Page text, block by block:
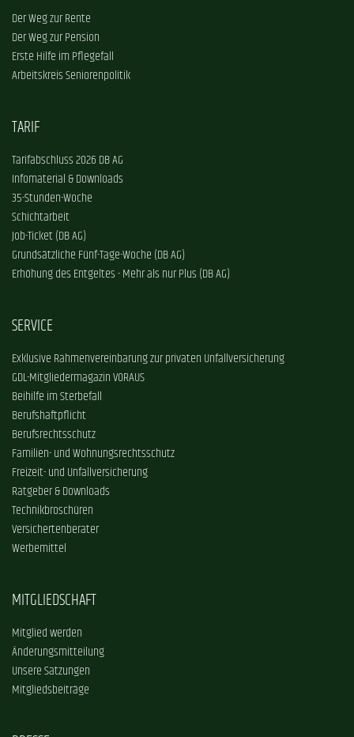
Der Weg zur Rente
Der Weg zur Pension
Erste Hilfe im Pflegefall
Arbeitskreis Seniorenpolitik
TARIF
Tarifabschluss 2026 DB AG
Infomaterial & Downloads
35-Stunden-Woche
Schichtarbeit
Job-Ticket (DB AG)
Grundsätzliche Fünf-Tage-Woche (DB AG)
Erhöhung des Entgeltes - Mehr als nur Plus (DB AG)
SERVICE
Exklusive Rahmenvereinbarung zur privaten Unfallversicherung
GDL-Mitgliedermagazin VORAUS
Beihilfe im Sterbefall
Berufshaftpflicht
Berufsrechtsschutz
Familien- und Wohnungsrechtsschutz
Freizeit- und Unfallversicherung
Ratgeber & Downloads
Technikbroschüren
Versichertenberater
Werbemittel
MITGLIEDSCHAFT
Mitglied werden
Änderungsmitteilung
Unsere Satzungen
Mitgliedsbeiträge